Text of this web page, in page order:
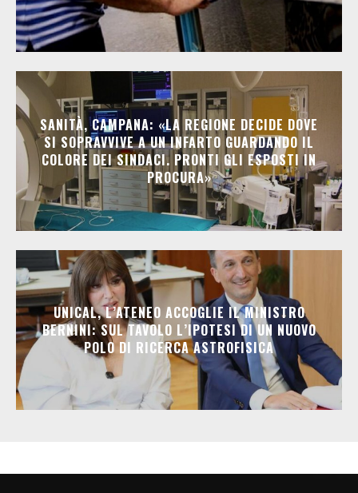
SANITÀ, CAMPANA: «LA REGIONE DECIDE DOVE
SI SOPRAVVIVE A UN INFARTO GUARDANDO IL
COLORE DEI SINDACI. PRONTI GLI ESPOSTI IN
PROCURA»
UNICAL, L’ATENEO ACCOGLIE IL MINISTRO
BERNINI: SUL TAVOLO L’IPOTESI DI UN NUOVO
POLO DI RICERCA ASTROFISICA